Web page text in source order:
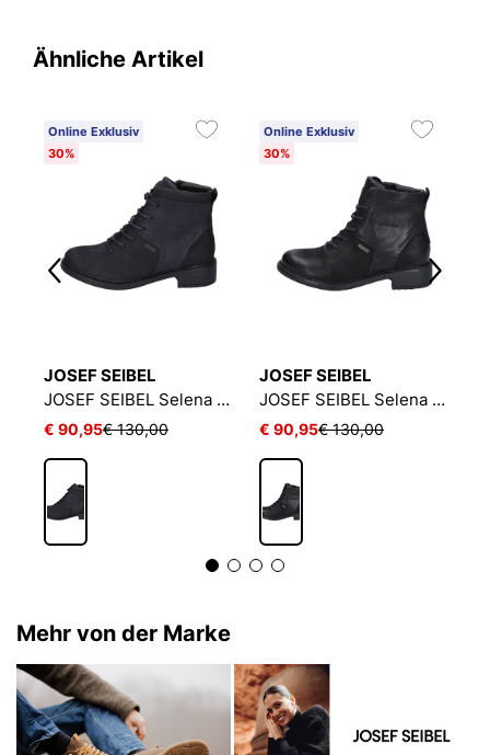
Ähnliche Artikel
Online Exklusiv
30%
JOSEF SEIBEL
JOSEF SEIBEL Selena 50 | Stiefelette für Damen | Blau
€ 90,95€ 130,00
Online Exklusiv
30%
JOSEF SEIBEL
JOSEF SEIBEL Selena 50 | Stiefelette für Damen | Schwarz
€ 90,95€ 130,00
Mehr von der Marke